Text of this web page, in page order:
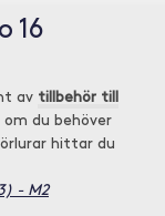
16
av tillbehör till
du behöver
hittar du
- M2